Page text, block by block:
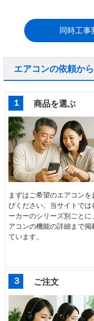
同時工事
エアコンの依頼か
１ 商品を選ぶ
まずはご希望のエアコンを
びください。当サイトでは
ーカーのシリーズ別ごとに
アコンの機能の詳細まで掲
ています。
３ ご注文